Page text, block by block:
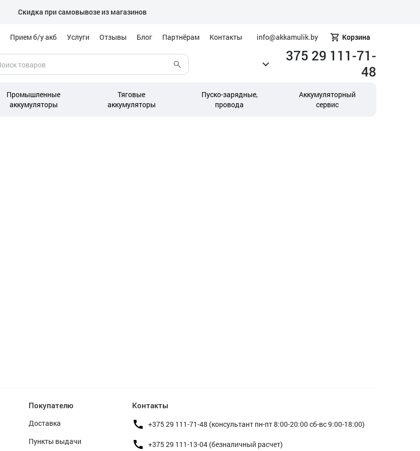
Скидка при самовывозе из магазинов
Прием б/у акб Услуги Отзывы Блог Партнёрам Контакты info@akkamulik.by Корзина
375 29 111-71-
48
Промышленные
аккумуляторы
Тяговые
аккумуляторы
Пуско-зарядные,
провода
Аккумуляторный
сервис
Покупателю
Доставка
Пункты выдачи
Контакты
+375 29 111-71-48 (консультант пн-пт 8:00-20:00 сб-вс 9:00-18:00)
+375 29 111-13-04 (безналичный расчет)